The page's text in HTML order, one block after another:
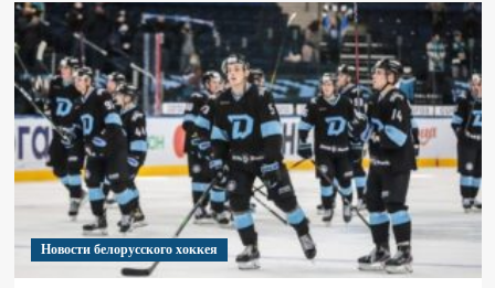
Новости белорусского хоккея